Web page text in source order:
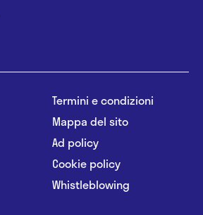
Termini e condizioni
Mappa del sito
Ad policy
Cookie policy
Whistleblowing